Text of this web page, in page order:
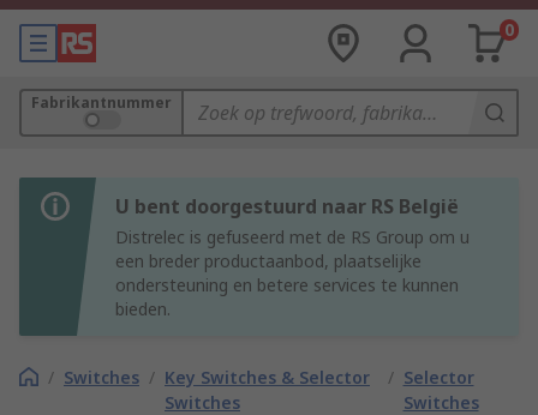
0
Fabrikantnummer
U bent doorgestuurd naar RS België
Distrelec is gefuseerd met de RS Group om u
een breder productaanbod, plaatselijke
ondersteuning en betere services te kunnen
bieden.
/ Switches / Key Switches & Selector
Switches
/ Selector
Switches